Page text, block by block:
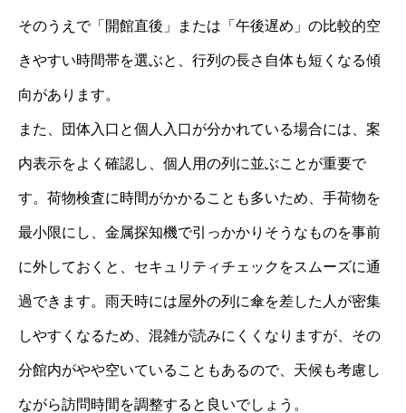
そのうえで「開館直後」または「午後遅め」の比較的空
きやすい時間帯を選ぶと、行列の長さ自体も短くなる傾
向があります。
また、団体入口と個人入口が分かれている場合には、案
内表示をよく確認し、個人用の列に並ぶことが重要で
す。荷物検査に時間がかかることも多いため、手荷物を
最小限にし、金属探知機で引っかかりそうなものを事前
に外しておくと、セキュリティチェックをスムーズに通
過できます。雨天時には屋外の列に傘を差した人が密集
しやすくなるため、混雑が読みにくくなりますが、その
分館内がやや空いていることもあるので、天候も考慮し
ながら訪問時間を調整すると良いでしょう。